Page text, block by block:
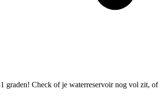
graden! Check of je waterreservoir nog vol zit,